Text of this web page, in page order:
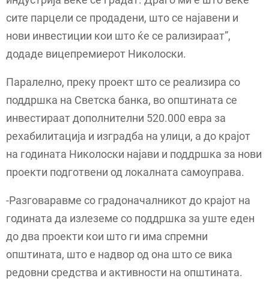
сите парцели се продадени, што се најавени и
нови инвестиции кои што ќе се рализираат”,
додаде вицепремиерот Николоски.
Паралелно, преку проект што се реализира со
поддршка на Светска банка, во општината се
инвестираат дополнителни 520.000 евра за
рехабилитација и изградба на улици, а до крајот
на годината Николоски најави и поддршка за нови
проекти подготвени од локалната самоуправа.
-Разговаравме со градоначалникот до крајот на
годината да излеземе со поддршка за уште еден
до два проекти кои што ги има спремни
општината, што е надвор од она што се вика
редовни средства и активности на општината.